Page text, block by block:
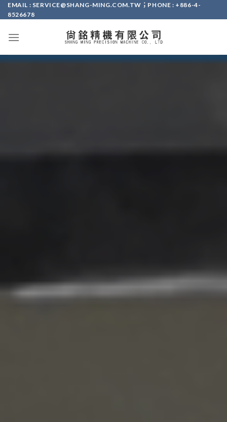
Skip
to
EMAIL : SERVICE@SHANG-MING.COM.TW；PHONE : +886-4-
8526678